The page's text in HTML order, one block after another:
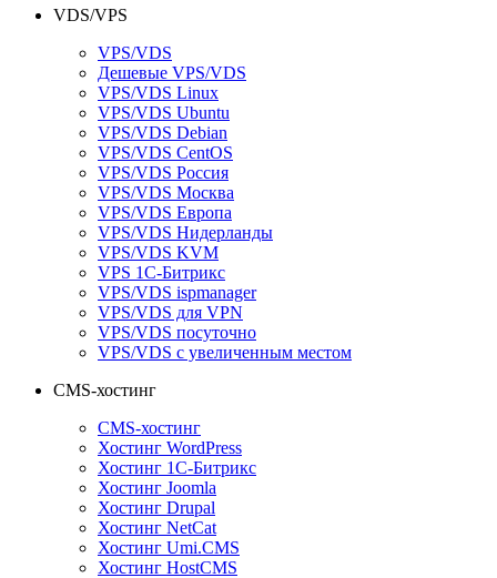
VDS/VPS
VPS/VDS
Дешевые VPS/VDS
VPS/VDS Linux
VPS/VDS Ubuntu
VPS/VDS Debian
VPS/VDS CentOS
VPS/VDS Россия
VPS/VDS Москва
VPS/VDS Европа
VPS/VDS Нидерланды
VPS/VDS KVM
VPS 1С-Битрикс
VPS/VDS ispmanager
VPS/VDS для VPN
VPS/VDS посуточно
VPS/VDS с увеличенным местом
CMS-хостинг
CMS-хостинг
Хостинг WordPress
Хостинг 1С-Битрикс
Хостинг Joomla
Хостинг Drupal
Хостинг NetCat
Хостинг Umi.CMS
Хостинг HostCMS